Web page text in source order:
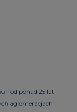
- od ponad 25 lat
aglomeracjach